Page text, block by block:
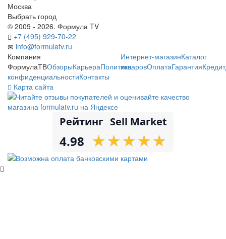
Москва
Выбрать город
© 2009 - 2026. Формула TV
+7 (495) 929-70-22
info@formulatv.ru
Компания
ФормулаТВОбзорыКарьераПолитика
конфиденциальностиКонтакты
Интернет-магазинКаталог
товаровОплатаГарантияКредит
Карта сайта
Рейтинг Sell Market
4.98 ★
★★
★★
★★
★★
★